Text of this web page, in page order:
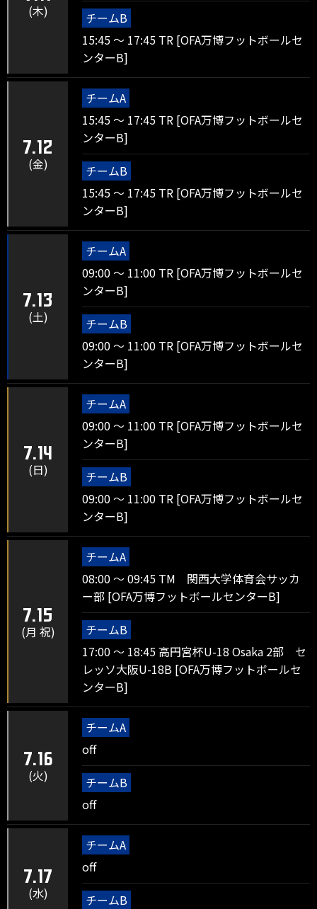
(木)
チームB
15:45 ～ 17:45 TR [OFA万博フットボールセ
ンターB]
7.12
(金)
チームA
15:45 ～ 17:45 TR [OFA万博フットボールセ
ンターB]
チームB
15:45 ～ 17:45 TR [OFA万博フットボールセ
ンターB]
7.13
(土)
チームA
09:00 ～ 11:00 TR [OFA万博フットボールセ
ンターB]
チームB
09:00 ～ 11:00 TR [OFA万博フットボールセ
ンターB]
7.14
(日)
チームA
09:00 ～ 11:00 TR [OFA万博フットボールセ
ンターB]
チームB
09:00 ～ 11:00 TR [OFA万博フットボールセ
ンターB]
7.15
(月 祝)
チームA
08:00 ～ 09:45 TM 関西大学体育会サッカ
ー部 [OFA万博フットボールセンターB]
チームB
17:00 ～ 18:45 高円宮杯U-18 Osaka 2部 セ
レッソ大阪U-18B [OFA万博フットボールセ
ンターB]
7.16
(火)
チームA
off
チームB
off
7.17
(水)
チームA
off
チームB